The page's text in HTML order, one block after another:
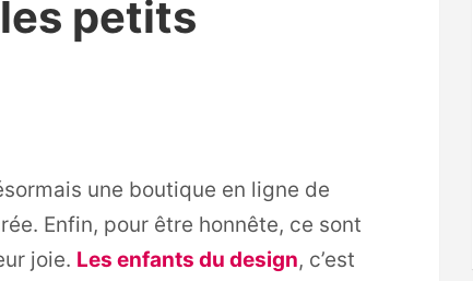
petits
une boutique en ligne de
Enfin, pour être honnête, ce sont
joie. Les enfants du design, c’est